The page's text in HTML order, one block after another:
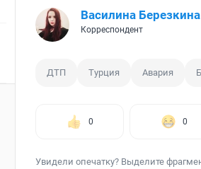
Василина Березкина
Корреспондент
ДТП Турция Авария
0 0
Увидели опечатку? Выделите